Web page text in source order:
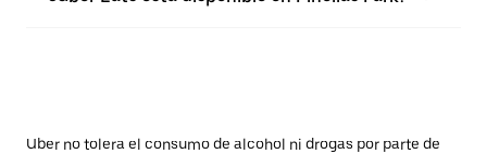
Uber no tolera el consumo de alcohol ni drogas por parte de